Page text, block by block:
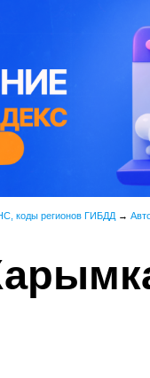
коды регионов ГИБДД →